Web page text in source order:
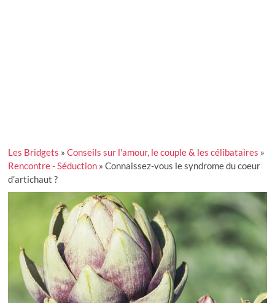
Les Bridgets »Conseils sur l'amour, le couple & les célibataires »
Rencontre - Séduction »Connaissez-vous le syndrome du coeur
d’artichaut ?